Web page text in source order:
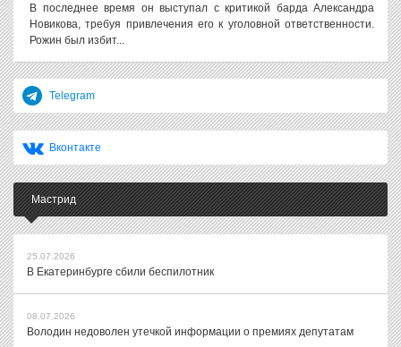
В последнее время он выступал с критикой барда Александра
Новикова, требуя привлечения его к уголовной ответственности.
Рожин был избит...
Telegram
Вконтакте
Мастрид
25.07.2026
В Екатеринбурге сбили беспилотник
08.07.2026
Володин недоволен утечкой информации о премиях депутатам